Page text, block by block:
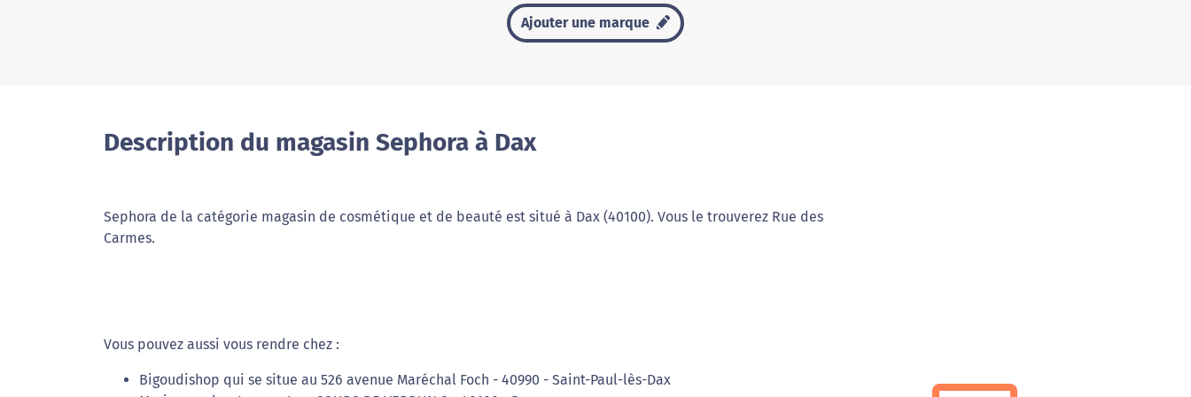
Ajouter une marque
Description du magasin Sephora à Dax
Sephora de la catégorie magasin de cosmétique et de beauté est situé à Dax (40100). Vous le trouverez Rue des
Carmes.
Vous pouvez aussi vous rendre chez :
Bigoudishop qui se situe au 526 avenue Maréchal Foch - 40990 - Saint-Paul-lès-Dax